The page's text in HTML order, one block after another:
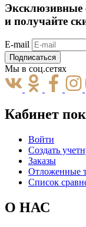
Эксклюзивные
и получайте
E-mail
Подписаться
Мы в соц.сетях
Кабинет
Войти
Создать
Заказы
Отложенные
Список
О НАС